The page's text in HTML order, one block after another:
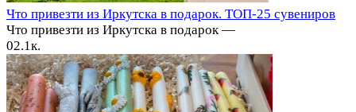
Что привезти из Иркутска в подарок. ТОП-25 сувениров
Что привезти из Иркутска в подарок —
02.1к.